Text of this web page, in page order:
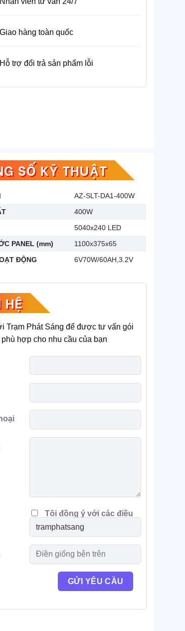
Giao hàng toàn quốc
Hỗ trợ đổi trả sản phẩm lỗi
SỐ KỸ THUẬT
AZ-SLT-DA1-400W
400W
5040x240 LED
PANEL (mm)
1100x375x65
ĐỘNG
6V70W/60AH,3.2V
HỆ
Trạm Phát Sáng để được tư vấn gói
hợp cho nhu cầu của bạn
Tôi đồng ý với các điều
khoản